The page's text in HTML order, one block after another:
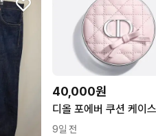
40,000원
9일 전